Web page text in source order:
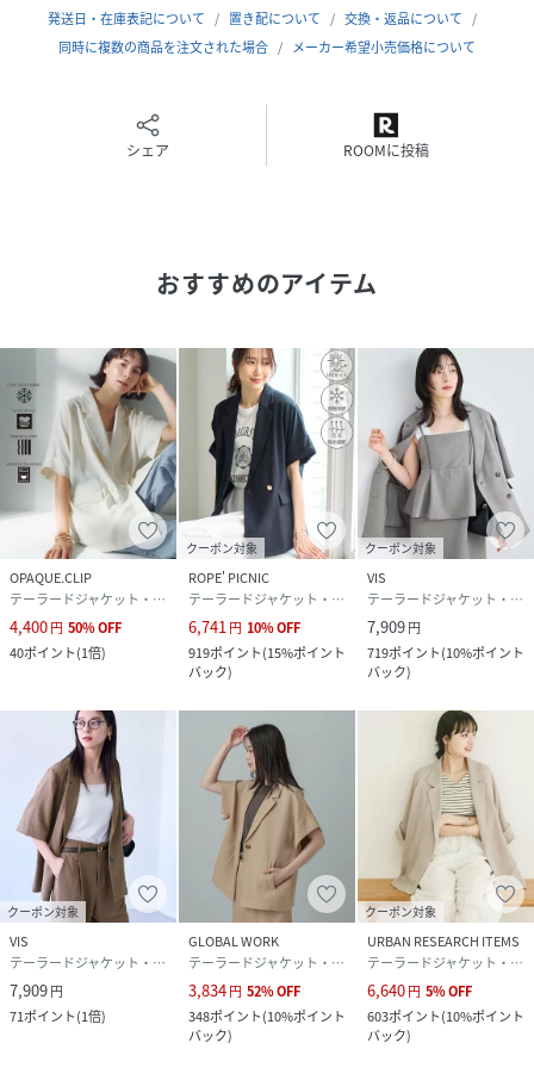
日差しが強い季節に嬉しいUVケア、接触冷感、吸水速乾など
機能性付き素材。
オフィスカジュアルではとセットアップでお作りしているパ
をカジュアルなものに落とし込んでも決まりやすいです。ま
た、素材感がカジュアル合わせにも取り入れやすい素材感で
す。
【同シリーズアイテム】
Airyセットアップパンツ（品番BVS36200）
-----------------------------
裏地：なし
光沢感：なし
透け感：ややあり
伸縮性：なし
ポケット：あり
ボタン：あり（開閉可）
季節：春、夏、秋
-----------------------------
【モデル着用サイズ】
身長：160cm着用サイズ：F
※画像の商品はサンプルです。実際の商品と仕様、加工、サ
イズが若干異なる場合がございます。
※画像によっては実際の色味と異なる場合があります。正し
い色味は生地アップ画像をご確認ください。
性別タイプ レディース
発送日・在庫表記について 置き配について
交換・返品について
同時に複数の商品を注文された場合
メーカー希望小売価格について
シェア ROOMに投稿
おすすめのアイテム
OPAQUE.CLIP
テーラードジャケット・ブレザー
4,400円 50%OFF
40ポイント(1倍)
クーポン対象
ROPE' PICNIC
テーラードジャケット・ブレザー
6,741円 10%OFF
919ポイント(15%ポイント
バック)
クーポン対象
VIS
テーラードジャケット・ブレザー
7,909円
719ポイント(10%ポイント
バック)
クーポン対象
VIS
テーラードジャケット・ブレザー
7,909円
71ポイント(1倍)
GLOBAL WORK
テーラードジャケット・ブレザー
3,834円 52%OFF
348ポイント(10%ポイント
バック)
クーポン対象
URBAN RESEARCH ITEMS
テーラードジャケット・ブレザー
6,640円 5%OFF
603ポイント(10%ポイント
バック)